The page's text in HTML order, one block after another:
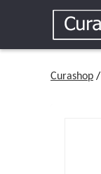
Curashop /